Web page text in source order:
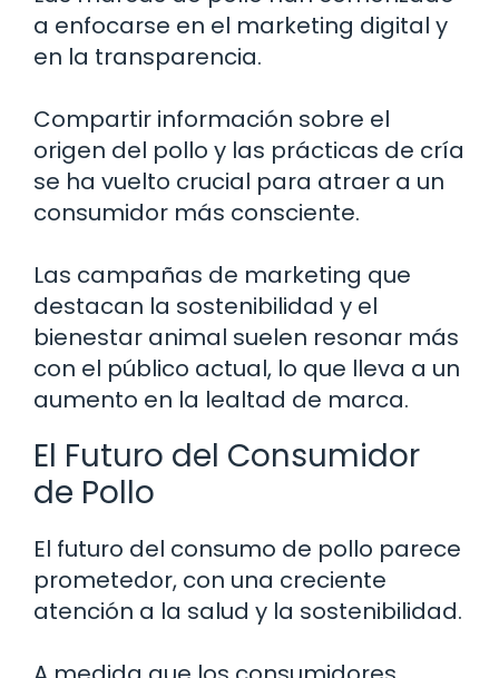
a enfocarse en el marketing digital y
en la transparencia.
Compartir información sobre el
origen del pollo y las prácticas de cría
se ha vuelto crucial para atraer a un
consumidor más consciente.
Las campañas de marketing que
destacan la sostenibilidad y el
bienestar animal suelen resonar más
con el público actual, lo que lleva a un
aumento en la lealtad de marca.
El Futuro del Consumidor
de Pollo
El futuro del consumo de pollo parece
prometedor, con una creciente
atención a la salud y la sostenibilidad.